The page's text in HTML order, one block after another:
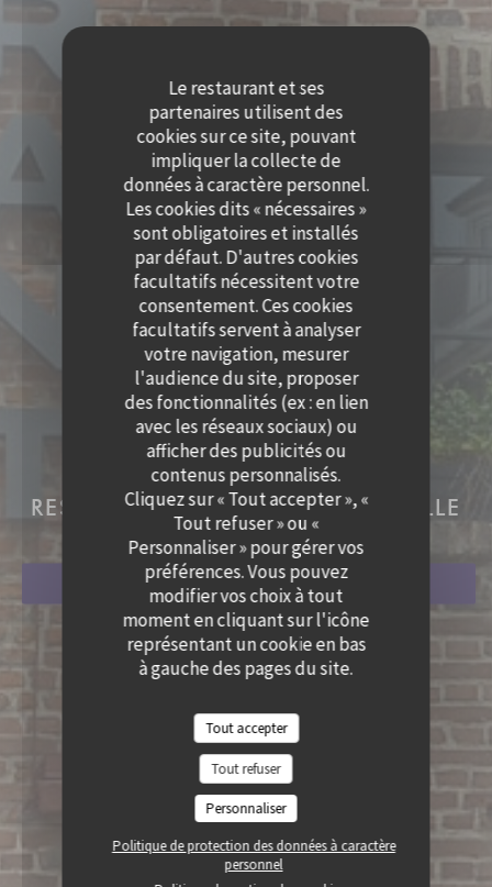
Le restaurant et ses
partenaires utilisent des
cookies sur ce site, pouvant
impliquer la collecte de
données à caractère personnel.
Les cookies dits « nécessaires »
sont obligatoires et installés
par défaut. D'autres cookies
facultatifs nécessitent votre
consentement. Ces cookies
facultatifs servent à analyser
votre navigation, mesurer
l'audience du site, proposer
des fonctionnalités (ex : en lien
avec les réseaux sociaux) ou
afficher des publicités ou
contenus personnalisés.
Cliquez sur « Tout accepter », «
Tout refuser » ou «
Personnaliser » pour gérer vos
préférences. Vous pouvez
modifier vos choix à tout
moment en cliquant sur l'icône
représentant un cookie en bas
à gauche des pages du site.
Tout accepter
Tout refuser
Personnaliser
Politique de protection des données à caractère
personnel
LE LION BOSSU
LE LION BOSSU
RESTAURANT TRADITIONNEL LILLE
RÉSERVER